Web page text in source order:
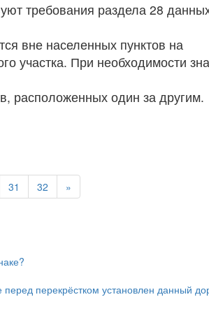
требования раздела 28
вне населенных пунктов на
участка. При необходимости
расположенных один за другим.
31 32 »
перед перекрёстком установлен данный